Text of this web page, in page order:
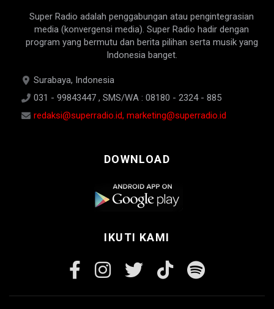
Super Radio adalah penggabungan atau pengintegrasian
media (konvergensi media). Super Radio hadir dengan
program yang bermutu dan berita pilihan serta musik yang
Indonesia banget.
Surabaya, Indonesia
031 - 99843447 , SMS/WA : 08180 - 2324 - 885
redaksi@superradio.id, marketing@superradio.id
DOWNLOAD
IKUTI KAMI